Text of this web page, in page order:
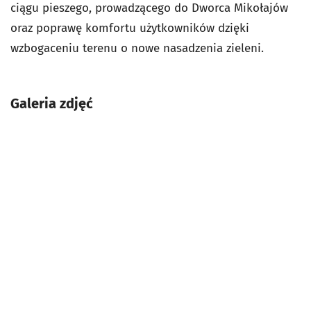
ciągu pieszego, prowadzącego do Dworca Mikołajów
oraz poprawę komfortu użytkowników dzięki
wzbogaceniu terenu o nowe nasadzenia zieleni.
Galeria zdjęć